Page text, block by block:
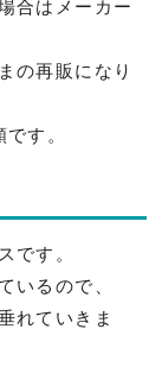
合はメーカー
の再販になり
す。
です。
いるので、
れていきま